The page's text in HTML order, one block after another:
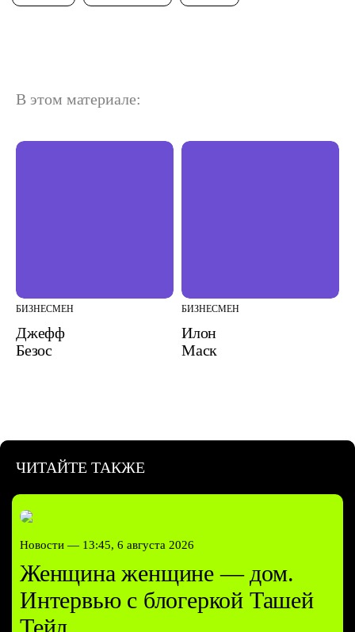
В этом материале:
БИЗНЕСМЕН
Джефф
Безос
БИЗНЕСМЕН
Илон
Маск
ЧИТАЙТЕ ТАКЖЕ
Новости — 13:45, 6 августа 2026
Женщина женщине — дом.
Интервью с блогеркой Ташей